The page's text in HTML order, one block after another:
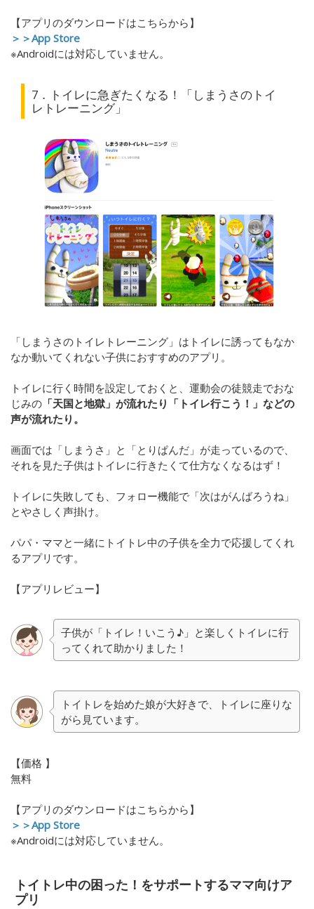
【アプリのダウンロードはこちらから】
＞＞App Store
※Androidには対応していません。
7．トイレに急ぎたくなる！「しまうさのトイ
レトレーニング」
「しまうさのトイレトレーニング」はトイレに誘ってもなか
なか動いてくれない子供におすすめのアプリ。
トイレに行く時間を設定しておくと、運動会の徒競走でおな
じみの 「天国と地獄」が流れたり「トイレ行こう！」などの
声が流れたり。
画面では「しまうさ」と「とりぱんだ」が走っているので、
それを見た子供はトイレに行きたくて仕方なくなるはず！
トイレに失敗しても、フォロー機能で「次はがんばろうね」
とやさしく声掛け。
パパ・ママと一緒にトイトレ中の子供を全力で応援してくれ
るアプリです。
【アプリレビュー】
子供が「トイレ！いこう♪」と楽しくトイレに行
ってくれて助かりました！
トイトレを始めた娘が大好きで、トイレに座りな
がら見ています。
【価格 】
無料
【アプリのダウンロードはこちらから】
＞＞App Store
※Androidには対応していません。
トイトレ中の困った！をサポートするママ向けア
プリ